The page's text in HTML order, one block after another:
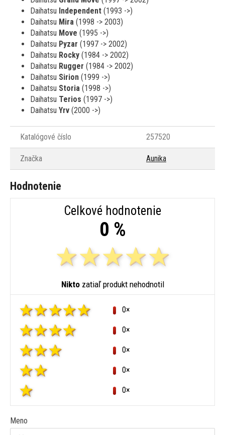
Daihatsu Independent (1993 ->)
Daihatsu Mira (1998 -> 2003)
Daihatsu Move (1995 ->)
Daihatsu Pyzar (1997 -> 2002)
Daihatsu Rocky (1984 -> 2002)
Daihatsu Rugger (1984 -> 2002)
Daihatsu Sirion (1999 ->)
Daihatsu Storia (1998 ->)
Daihatsu Terios (1997 ->)
Daihatsu Yrv (2000 ->)
Katalógové číslo 257520
Značka Aunika
Hodnotenie
Celkové hodnotenie
0 %
Niktozatiaľ produkt nehodnotil
0×
0×
0×
0×
0×
Meno